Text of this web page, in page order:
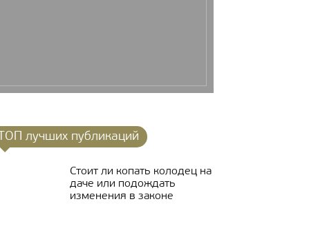
ТОП лучших публикаций
Стоит ли копать колодец на
даче или подождать
изменения в законе